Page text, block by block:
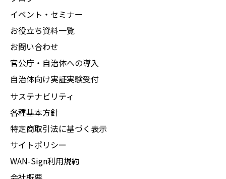
イベント・セミナー
お役立ち資料一覧
お問い合わせ
官公庁・自治体への導入
自治体向け実証実験受付
サステナビリティ
各種基本方針
特定商取引法に基づく表示
サイトポリシー
WAN-Sign利用規約